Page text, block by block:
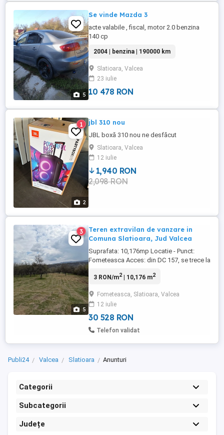
5
Se vinde Mazda 3
acte valabile , fiscal, motor 2.0 benzina
140 cp
2004 | benzina | 190000 km
Slatioara, Valcea
23 iulie
10 478 RON
2
1 jbl 310 nou
JBL boxă 310 nou ne desfăcut
Slatioara, Valcea
12 iulie
1,940 RON
2,098 RON
5
3
Teren extravilan de vanzare in
Comuna Slatioara, Jud Valcea
Suprafata: 10,176mp Locatie - Punct:
Fometeasca Acces: din DC 157, se trece la
proprietate Altele: faneata - teren arabil,
sarma ghimpata Pret per mp: 3 RON, Pret
total: 30,528 RON Pozele sunt efectuate
Aprilie 2026 ...
3 RON/m2| 10,176 m2
Fometeasca, Slatioara, Valcea
12 iulie
30 528 RON
Telefon validat
Publi24 Valcea Slatioara Anunturi
Categorii
Subcategorii
Județe